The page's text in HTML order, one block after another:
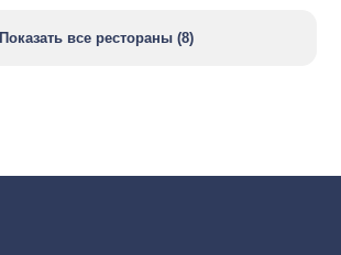
Показать все рестораны (8)